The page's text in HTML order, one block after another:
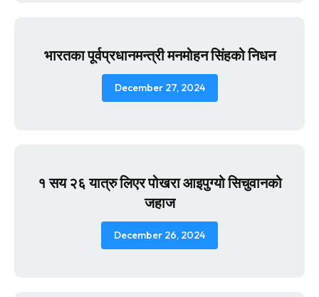
भारतका पूर्वप्रधानमन्त्री मनमोहन सिंहको निधन
December 27, 2024
१ सय २६ यात्रु लिएर पोखरा आइपुग्यो सिचुवानको
जहाज
December 26, 2024